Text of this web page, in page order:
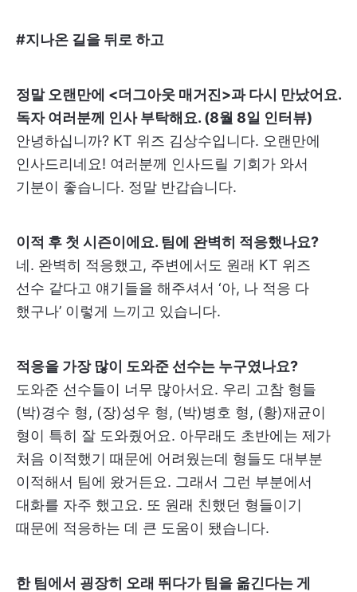
#지나온 길을 뒤로 하고
정말 오랜만에 <더그아웃 매거진>과 다시 만났어요.
독자 여러분께 인사 부탁해요. (8월 8일 인터뷰)
안녕하십니까? KT 위즈 김상수입니다. 오랜만에
인사드리네요! 여러분께 인사드릴 기회가 와서
기분이 좋습니다. 정말 반갑습니다.
이적 후 첫 시즌이에요. 팀에 완벽히 적응했나요?
네. 완벽히 적응했고, 주변에서도 원래 KT 위즈
선수 같다고 얘기들을 해주셔서 ‘아, 나 적응 다
했구나’ 이렇게 느끼고 있습니다.
적응을 가장 많이 도와준 선수는 누구였나요?
도와준 선수들이 너무 많아서요. 우리 고참 형들
(박)경수 형, (장)성우 형, (박)병호 형, (황)재균이
형이 특히 잘 도와줬어요. 아무래도 초반에는 제가
처음 이적했기 때문에 어려웠는데 형들도 대부분
이적해서 팀에 왔거든요. 그래서 그런 부분에서
대화를 자주 했고요. 또 원래 친했던 형들이기
때문에 적응하는 데 큰 도움이 됐습니다.
한 팀에서 굉장히 오래 뛰다가 팀을 옮긴다는 게